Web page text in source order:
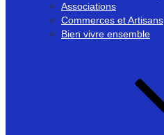
Associations
Commerces et Artisans
Bien vivre ensemble